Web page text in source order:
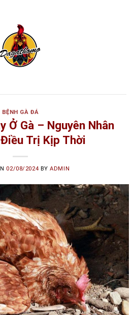
BỆNH GÀ ĐÁ
Ở Gà – Nguyên Nhân
Trị Kịp Thời
02/08/2024 BYADMIN